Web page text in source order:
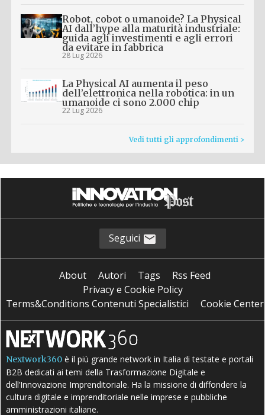
Robot, cobot o umanoide? La Physical
AI dall’hype alla maturità industriale:
guida agli investimenti e agli errori
da evitare in fabbrica
28 Lug 2026
La Physical AI aumenta il peso
dell’elettronica nella robotica: in un
umanoide ci sono 2.000 chip
22 Lug 2026
Vedi tutti gli approfondimenti >
Seguici
About Autori Tags
Rss Feed
Privacy e Cookie Policy
Terms&Conditions Contenuti Specialistici
Cookie Center
Nextwork360 è il più grande network in Italia di testate e portali
B2B dedicati ai temi della Trasformazione Digitale e
dell’Innovazione Imprenditoriale. Ha la missione di diffondere la
cultura digitale e imprenditoriale nelle imprese e pubbliche
amministrazioni italiane.